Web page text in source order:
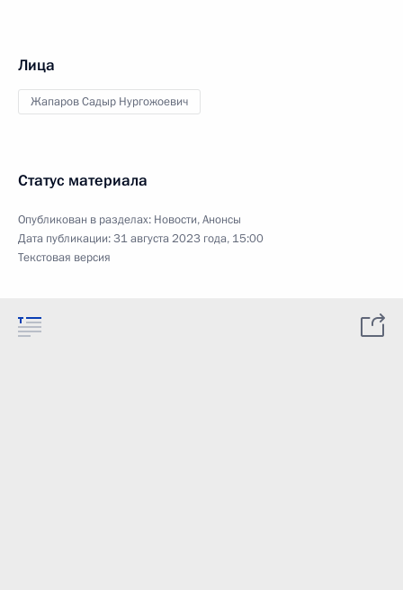
Лица
Жапаров Садыр Нургожоевич
Статус материала
Опубликован в разделах: Новости,Анонсы
Дата публикации:31 августа 2023 года, 15:00
Текстовая версия